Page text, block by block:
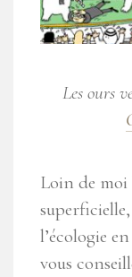
Les ours
Loin de moi
l’écologie
vous